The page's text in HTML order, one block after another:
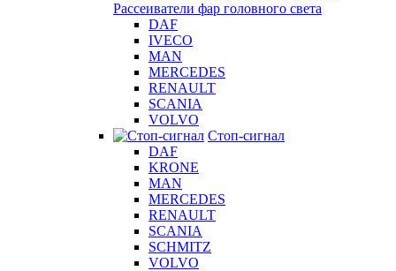
Рассеиватели фар головного света
DAF
IVECO
MAN
MERCEDES
RENAULT
SCANIA
VOLVO
Стоп-сигнал
DAF
KRONE
MAN
MERCEDES
RENAULT
SCANIA
SCHMITZ
VOLVO